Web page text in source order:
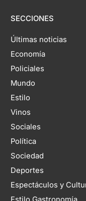
SECCIONES
Últimas noticias
Economía
Policiales
Mundo
Estilo
Vinos
Sociales
Política
Sociedad
Deportes
Espectáculos y